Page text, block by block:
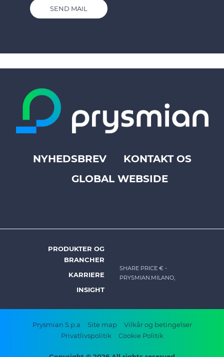
SEND MAIL
Footer
Prysmian
NYHEDSBREV
KONTAKT OS
GLOBAL WEBSIDE
menu
PRODUKTER OG
BRANCHER
KARRIERE
INSIGHT
SHARE PRICE € -
PRYSMIAN.MILANO,
Footer
bottom
Prysmian S.p.a Site map
Vilkår og betingelser
Privatlivspolitik
Cookie Politik